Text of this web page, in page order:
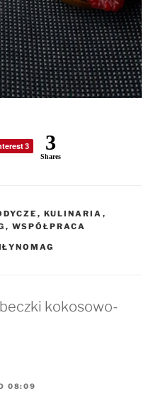
3 3
Shares
, KULINARIA ,
, WSPÓŁPRACA
kokosowo-
08:09